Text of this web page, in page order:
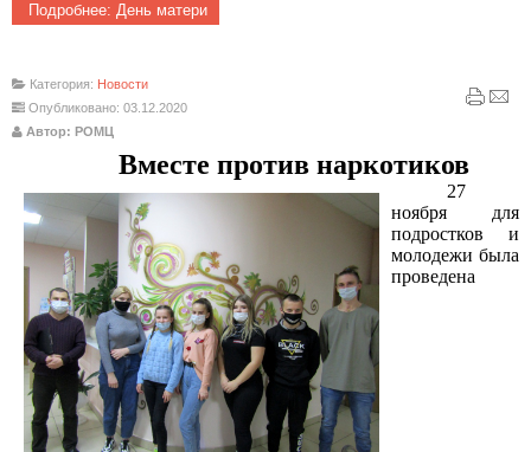
Подробнее: День матери
Категория: Новости
Опубликовано: 03.12.2020
Автор: РОМЦ
Вместе против наркотиков
27
ноября для
подростков и
молодежи была
проведена